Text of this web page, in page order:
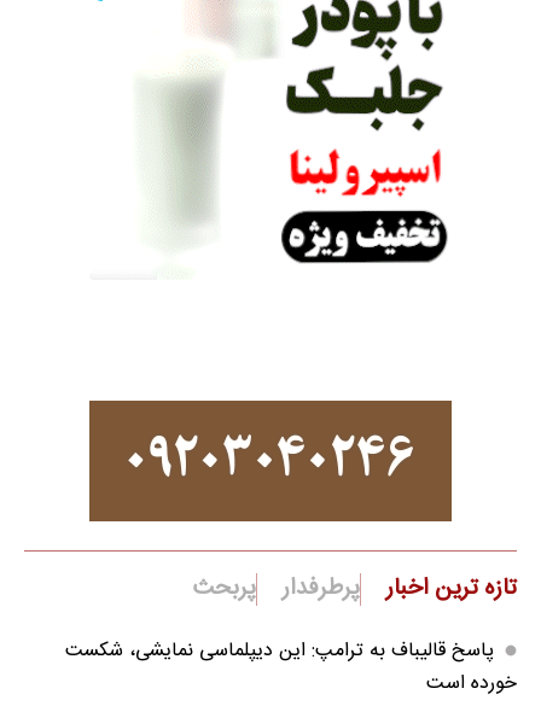
تازه ترین اخبار پرطرفدار پربحث
پاسخ قالیباف به ترامپ: این دیپلماسی نمایشی، شکست
خورده است